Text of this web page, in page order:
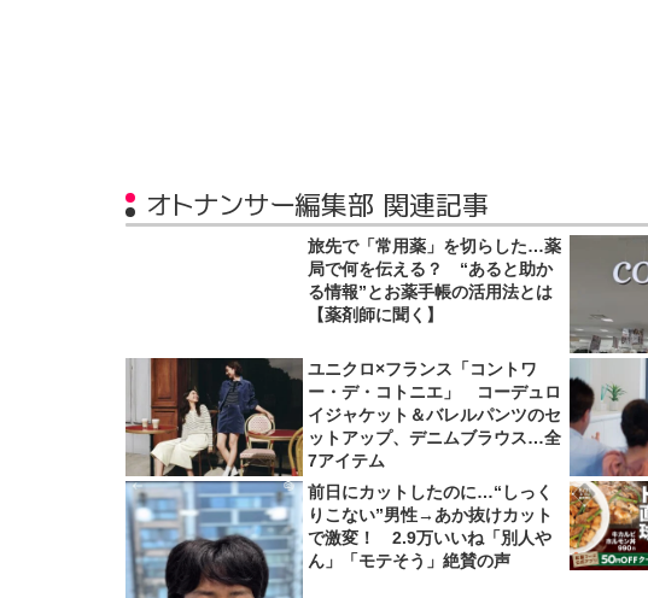
オトナンサー編集部 関連記事
旅先で「常用薬」を切らした…薬
局で何を伝える？ “あると助か
る情報”とお薬手帳の活用法とは
【薬剤師に聞く】
ユニクロ×フランス「コントワ
ー・デ・コトニエ」 コーデュロ
イジャケット＆バレルパンツのセ
ットアップ、デニムブラウス…全
7アイテム
前日にカットしたのに…“しっく
りこない”男性→あか抜けカット
で激変！ 2.9万いいね「別人や
ん」「モテそう」絶賛の声